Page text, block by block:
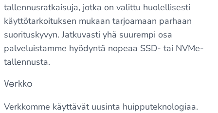
tallennusratkaisuja, jotka on valittu huolellisesti
käyttötarkoituksen mukaan tarjoamaan parhaan
suorituskyvyn. Jatkuvasti yhä suurempi osa
palveluistamme hyödyntä nopeaa SSD- tai NVMe-
tallennusta.
Verkko
Verkkomme käyttävät uusinta huipputeknologiaa.